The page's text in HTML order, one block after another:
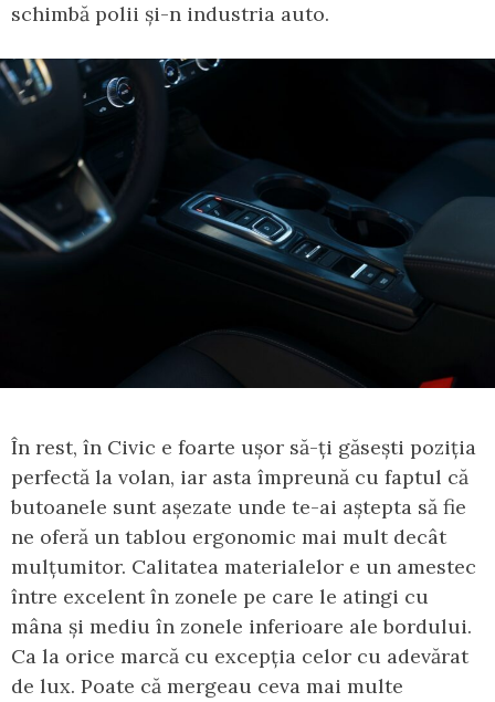
schimbă polii și-n industria auto.
În rest, în Civic e foarte ușor să-ți găsești poziția
perfectă la volan, iar asta împreună cu faptul că
butoanele sunt așezate unde te-ai aștepta să fie
ne oferă un tablou ergonomic mai mult decât
mulțumitor. Calitatea materialelor e un amestec
între excelent în zonele pe care le atingi cu
mâna și mediu în zonele inferioare ale bordului.
Ca la orice marcă cu excepția celor cu adevărat
de lux. Poate că mergeau ceva mai multe